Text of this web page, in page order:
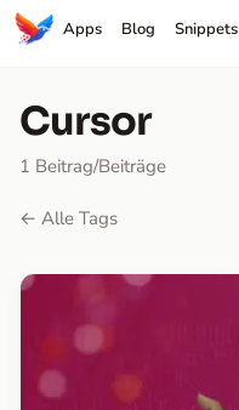
Apps Blog Snippets
Cursor
1 Beitrag/Beiträge
← Alle Tags